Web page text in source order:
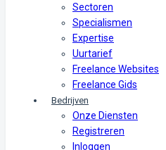
Sectoren
Specialismen
Expertise
Uurtarief
Freelance Websites
Freelance Gids
Bedrijven
Onze Diensten
Registreren
Inloggen